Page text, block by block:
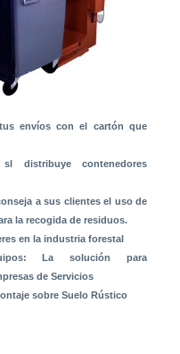
envíos con el cartón que
sl distribuye contenedores
a sus clientes el uso de
la recogida de residuos.
en la industria forestal
La solución para
de Servicios
sobre Suelo Rústico